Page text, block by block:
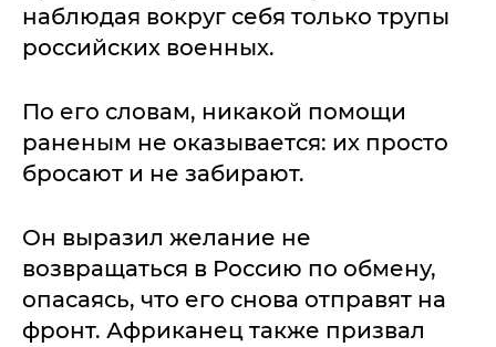
наблюдая вокруг себя только трупы
российских военных.
По его словам, никакой помощи
раненым не оказывается: их просто
бросают и не забирают.
Он выразил желание не
возвращаться в Россию по обмену,
опасаясь, что его снова отправят на
фронт. Африканец также призвал